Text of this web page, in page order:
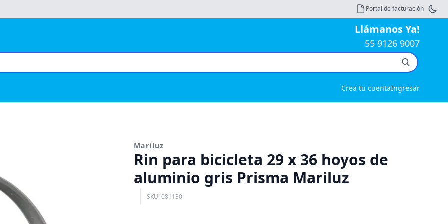
Portal de facturación
Llámanos Ya!
55 9126 9007
Crea tu cuentaIngresar
Mariluz
Rin para bicicleta 29 x 36 hoyos de
aluminio gris Prisma Mariluz
SKU: 081130